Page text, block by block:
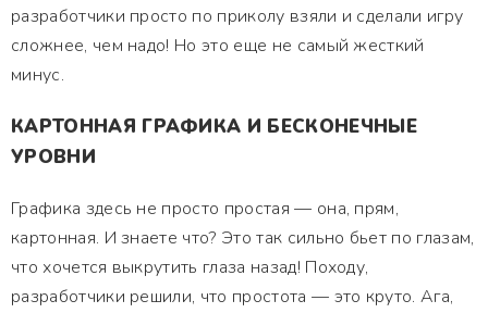
разработчики просто по приколу взяли и сделали игру
сложнее, чем надо! Но это еще не самый жесткий
минус.
КАРТОННАЯ ГРАФИКА И БЕСКОНЕЧНЫЕ
УРОВНИ
Графика здесь не просто простая — она, прям,
картонная. И знаете что? Это так сильно бьет по глазам,
что хочется выкрутить глаза назад! Походу,
разработчики решили, что простота — это круто. Ага,